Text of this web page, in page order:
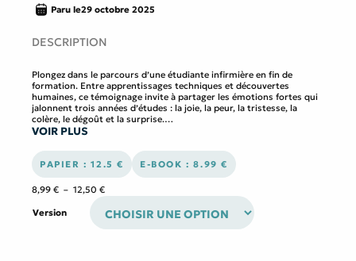
Paru le29 octobre 2025
DESCRIPTION
Plongez dans le parcours d’une étudiante infirmière en fin de
formation. Entre apprentissages techniques et découvertes
humaines, ce témoignage invite à partager les émotions fortes qui
jalonnent trois années d’études : la joie, la peur, la tristesse, la
colère, le dégoût et la surprise.
À travers ce récit, Annaëlle Héricourt dévoile un cheminement
neuf sur la vie. Elle ouvre les portes d’un univers méconnu, parfois
rude mais toujours porteur de sens.
VOIR PLUS
PAPIER : 12.5 € E-BOOK : 8.99 €
8,99 € – 12,50 €Plage
prix :
8,99 €
Version